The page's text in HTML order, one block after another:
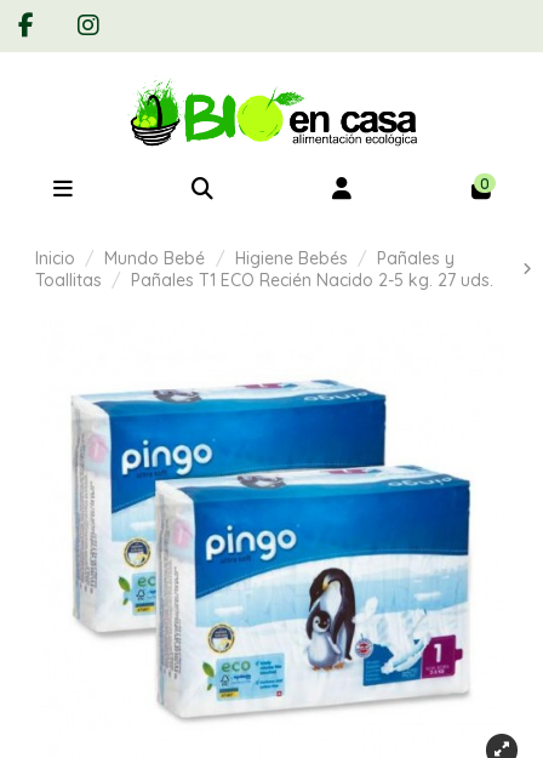
0
Inicio Mundo Bebé Higiene Bebés
Pañales y
Toallitas
Pañales T1 ECO Recién Nacido 2-5 kg. 27 uds.